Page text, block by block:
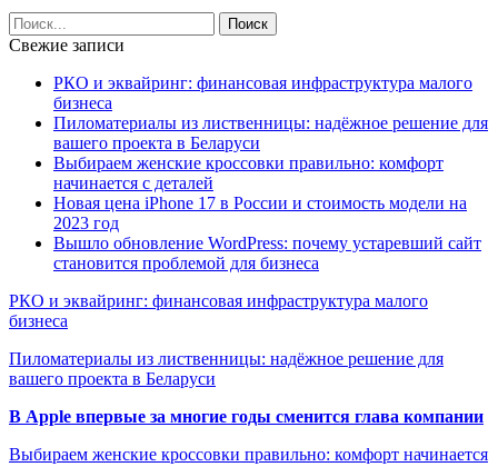
Свежие записи
РКО и эквайринг: финансовая инфраструктура малого
бизнеса
Пиломатериалы из лиственницы: надёжное решение для
вашего проекта в Беларуси
Выбираем женские кроссовки правильно: комфорт
начинается с деталей
Новая цена iPhone 17 в России и стоимость модели на
2023 год
Вышло обновление WordPress: почему устаревший сайт
становится проблемой для бизнеса
РКО и эквайринг: финансовая инфраструктура малого
бизнеса
Пиломатериалы из лиственницы: надёжное решение для
вашего проекта в Беларуси
В Apple впервые за многие годы сменится глава компании
Выбираем женские кроссовки правильно: комфорт начинается